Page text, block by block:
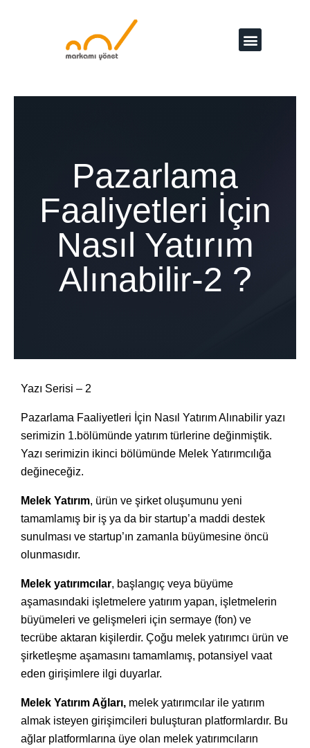
Pazarlama
Faaliyetleri İçin
Nasıl Yatırım
Alınabilir-2 ?
Yazı Serisi – 2
Pazarlama Faaliyetleri İçin Nasıl Yatırım Alınabilir yazı
serimizin 1.bölümünde yatırım türlerine değinmiştik.
Yazı serimizin ikinci bölümünde Melek Yatırımcılığa
değineceğiz.
Melek Yatırım, ürün ve şirket oluşumunu yeni
tamamlamış bir iş ya da bir startup’a maddi destek
sunulması ve startup’ın zamanla büyümesine öncü
olunmasıdır.
Melek yatırımcılar, başlangıç veya büyüme
aşamasındaki işletmelere yatırım yapan, işletmelerin
büyümeleri ve gelişmeleri için sermaye (fon) ve
tecrübe aktaran kişilerdir. Çoğu melek yatırımcı ürün ve
şirketleşme aşamasını tamamlamış, potansiyel vaat
eden girişimlere ilgi duyarlar.
Melek Yatırım Ağları, melek yatırımcılar ile yatırım
almak isteyen girişimcileri buluşturan platformlardır. Bu
ağlar platformlarına üye olan melek yatırımcıların